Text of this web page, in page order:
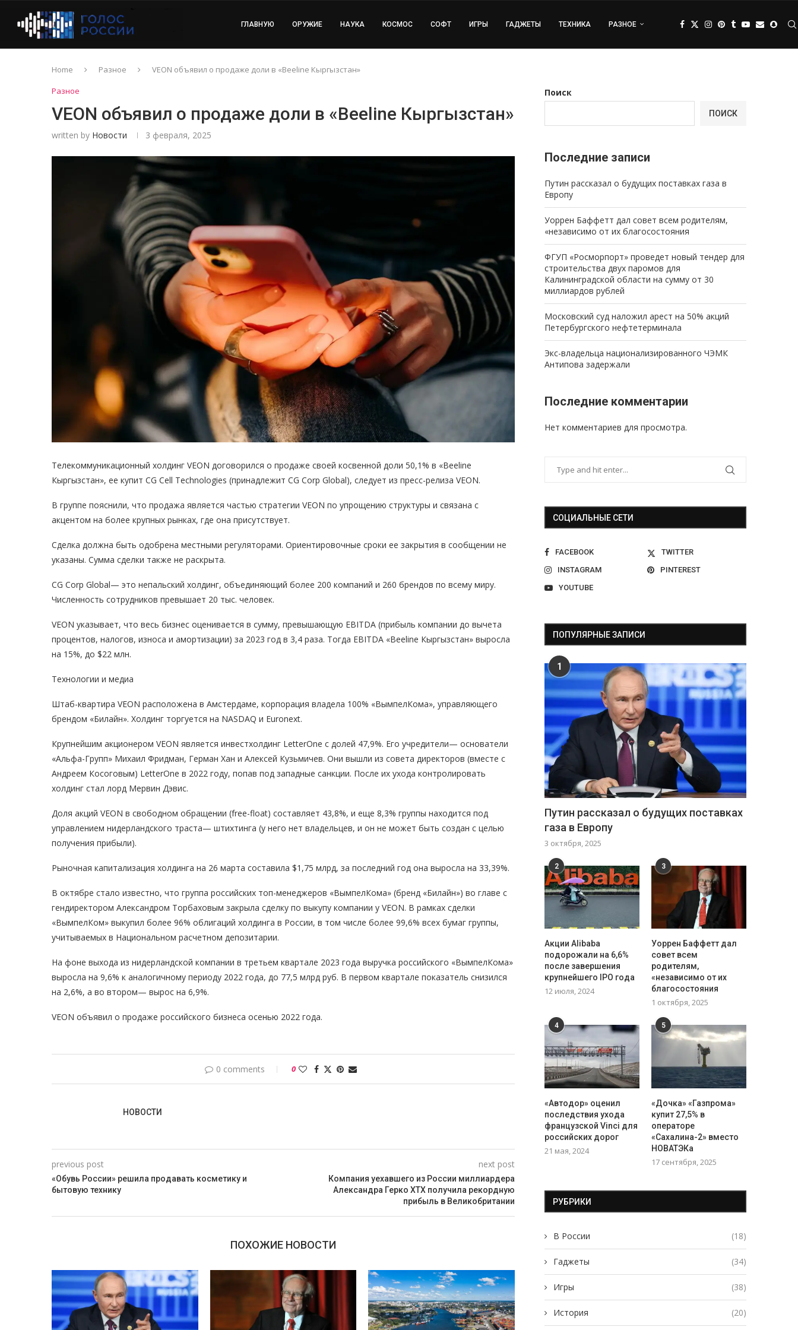
ГЛАВНУЮ ОРУЖИЕ НАУКА КОСМОС СОФТ ИГРЫ ГАДЖЕТЫ ТЕХНИКА РАЗНОЕ
Home Разное
VEON объявил о продаже доли в «Beeline Кыргызстан»
Разное
VEON объявил о продаже доли в «Beeline Кыргызстан»
written by Новости 3 февраля, 2025
Телекоммуникационный холдинг VEON договорился о продаже своей косвенной доли 50,1% в «Beeline
Кыргызстан», ее купит CG Cell Technologies (принадлежит CG Corp Global), следует из пресс-релиза VEON.
В группе пояснили, что продажа является частью стратегии VEON по упрощению структуры и связана с
акцентом на более крупных рынках, где она присутствует.
Сделка должна быть одобрена местными регуляторами. Ориентировочные сроки ее закрытия в сообщении не
указаны. Сумма сделки также не раскрыта.
CG Corp Global— это непальский холдинг, объединяющий более 200 компаний и 260 брендов по всему миру.
Численность сотрудников превышает 20 тыс. человек.
VEON указывает, что весь бизнес оценивается в сумму, превышающую EBITDA (прибыль компании до вычета
процентов, налогов, износа и амортизации) за 2023 год в 3,4 раза. Тогда EBITDA «Beeline Кыргызстан» выросла
на 15%, до $22 млн.
Технологии и медиа
Штаб-квартира VEON расположена в Амстердаме, корпорация владела 100% «ВымпелКома», управляющего
брендом «Билайн». Холдинг торгуется на NASDAQ и Euronext.
Крупнейшим акционером VEON является инвестхолдинг LetterOne с долей 47,9%. Его учредители— основатели
«Альфа-Групп» Михаил Фридман, Герман Хан и Алексей Кузьмичев. Они вышли из совета директоров (вместе с
Андреем Косоговым) LetterOne в 2022 году, попав под западные санкции. После их ухода контролировать
холдинг стал лорд Мервин Дэвис.
Доля акций VEON в свободном обращении (free-float) составляет 43,8%, и еще 8,3% группы находится под
управлением нидерландского траста— штихтинга (у него нет владельцев, и он не может быть создан с целью
получения прибыли).
Рыночная капитализация холдинга на 26 марта составила $1,75 млрд, за последний год она выросла на 33,39%.
В октябре стало известно, что группа российских топ-менеджеров «ВымпелКома» (бренд «Билайн») во главе с
гендиректором Александром Торбаховым закрыла сделку по выкупу компании у VEON. В рамках сделки
«ВымпелКом» выкупил более 96% облигаций холдинга в России, в том числе более 99,6% всех бумаг группы,
учитываемых в Национальном расчетном депозитарии.
На фоне выхода из нидерландской компании в третьем квартале 2023 года выручка российского «ВымпелКома»
выросла на 9,6% к аналогичному периоду 2022 года, до 77,5 млрд руб. В первом квартале показатель снизился
на 2,6%, а во втором— вырос на 6,9%.
VEON объявил о продаже российского бизнеса осенью 2022 года.
0 comments 0
НОВОСТИ
previous post
«Обувь России» решила продавать косметику и
бытовую технику
next post
Компания уехавшего из России миллиардера
Александра Герко ХТХ получила рекордную
прибыль в Великобритании
ПОХОЖИЕ НОВОСТИ
Поиск
ПОИСК
Последние записи
Путин рассказал о будущих поставках газа в
Европу
Уоррен Баффетт дал совет всем родителям,
«независимо от их благосостояния
ФГУП «Росморпорт» проведет новый тендер для
строительства двух паромов для
Калининградской области на сумму от 30
миллиардов рублей
Московский суд наложил арест на 50% акций
Петербургского нефтетерминала
Экс-владельца национализированного ЧЭМК
Антипова задержали
Последние комментарии
Нет комментариев для просмотра.
СОЦИАЛЬНЫЕ СЕТИ
FACEBOOK
TWITTER
INSTAGRAM
PINTEREST
YOUTUBE
ПОПУЛЯРНЫЕ ЗАПИСИ
1
Путин рассказал о будущих поставках
газа в Европу
3 октября, 2025
2
Акции Alibaba
подорожали на 6,6%
после завершения
крупнейшего IPO года
12 июля, 2024
3
Уоррен Баффетт дал
совет всем
родителям,
«независимо от их
благосостояния
1 октября, 2025
4
«Автодор» оценил
последствия ухода
французской Vinci для
российских дорог
21 мая, 2024
5
«Дочка» «Газпрома»
купит 27,5% в
операторе
«Сахалина-2» вместо
НОВАТЭКа
17 сентября, 2025
РУБРИКИ
В России (18)
Гаджеты (34)
Игры (38)
История (20)